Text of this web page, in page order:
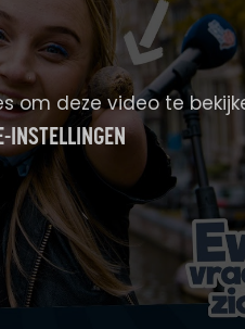
om deze video te
INSTELLINGEN